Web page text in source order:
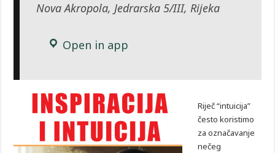
Nova Akropola, Jedrarska 5/III, Rijeka
Open in app
Riječ “intuicija”
često koristimo
za označavanje
nečeg